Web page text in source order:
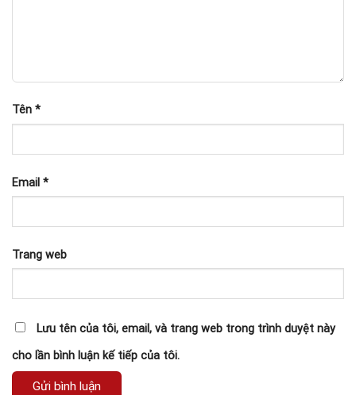
Tên *
Email *
Trang web
Lưu tên của tôi, email, và trang web trong trình duyệt này
cho lần bình luận kế tiếp của tôi.